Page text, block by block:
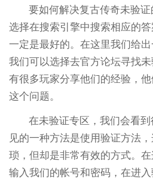
要如何解决复古传奇未验
选择在搜索引擎中搜索相应的
一定是最好的。在这里我们给出
我们可以选择去官方论坛寻找
有很多玩家分享他们的经验，
这个问题。
在未验证专区，我们会看
见的一种方法是使用验证方法
琐，但却是非常有效的方式。
输入我们的帐号和密码，在进